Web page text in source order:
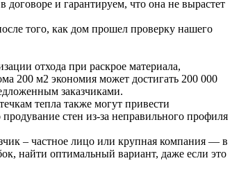
и гарантируем, что она не вырастет
того, как дом прошел проверку нашего
отхода при раскрое материала,
200 м2 экономия может достигать 200 000
заказчиками.
тепла также могут привести
стен из-за неправильного профиля
– частное лицо или крупная компания — в
найти оптимальный вариант, даже если это